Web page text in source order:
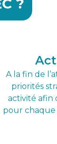
?
A la fin de
priorités
activité afin
pour chaque